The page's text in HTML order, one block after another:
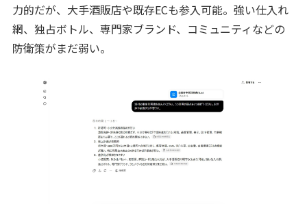
力的だが、大手酒販店や既存ECも参入可能。強い仕入れ
網、独占ボトル、専門家ブランド、コミュニティなどの
防衛策がまだ弱い。